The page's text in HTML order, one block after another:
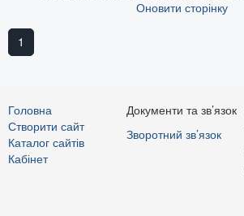
Оновити сторінку
1
Головна
Створити сайт
Каталог сайтів
Кабінет
Документи та зв’язок
Зворотний зв’язок